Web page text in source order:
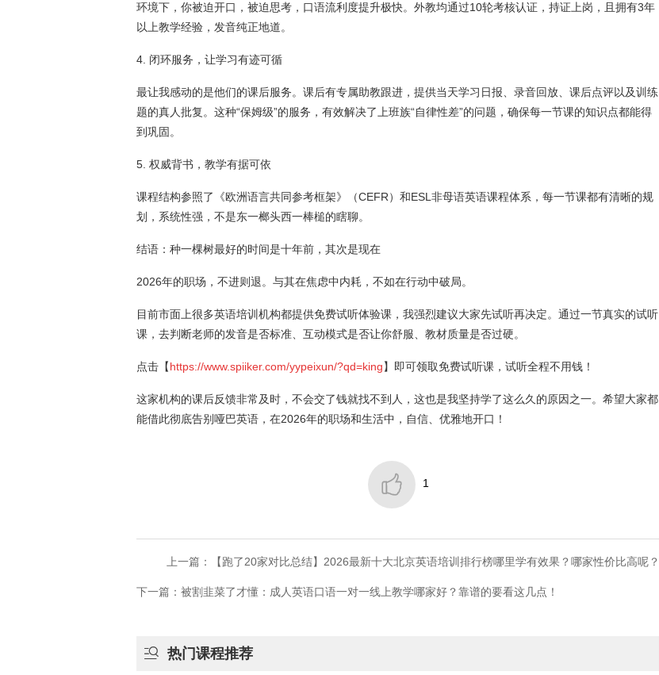
环境下，你被迫开口，被迫思考，口语流利度提升极快。外教均通过10轮考核认证，持证上岗，且拥有3年
以上教学经验，发音纯正地道。
4. 闭环服务，让学习有迹可循
最让我感动的是他们的课后服务。课后有专属助教跟进，提供当天学习日报、录音回放、课后点评以及训练
题的真人批复。这种“保姆级”的服务，有效解决了上班族“自律性差”的问题，确保每一节课的知识点都能得
到巩固。
5. 权威背书，教学有据可依
课程结构参照了《欧洲语言共同参考框架》（CEFR）和ESL非母语英语课程体系，每一节课都有清晰的规
划，系统性强，不是东一榔头西一棒槌的瞎聊。
结语：种一棵树最好的时间是十年前，其次是现在
2026年的职场，不进则退。与其在焦虑中内耗，不如在行动中破局。
目前市面上很多英语培训机构都提供免费试听体验课，我强烈建议大家先试听再决定。通过一节真实的试听
课，去判断老师的发音是否标准、互动模式是否让你舒服、教材质量是否过硬。
点击【https://www.spiiker.com/yypeixun/?qd=king】即可领取免费试听课，试听全程不用钱！
这家机构的课后反馈非常及时，不会交了钱就找不到人，这也是我坚持学了这么久的原因之一。希望大家都
能借此彻底告别哑巴英语，在2026年的职场和生活中，自信、优雅地开口！
 1
上一篇：【跑了20家对比总结】2026最新十大北京英语培训排行榜哪里学有效果？哪家性价比高呢？
下一篇：​被割韭菜了才懂：成人英语口语一对一线上教学哪家好？靠谱的要看这几点！
 热门课程推荐